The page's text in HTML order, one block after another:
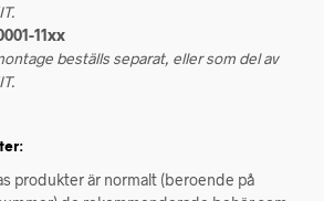
11xx
beställs separat, eller som del av
produkter är normalt (beroende på